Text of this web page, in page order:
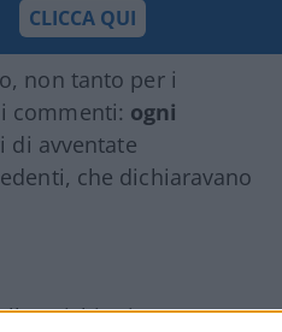
CLICCA QUI
non tanto per i
commenti: ogni
di avventate
che dichiaravano
psichiatria. Non